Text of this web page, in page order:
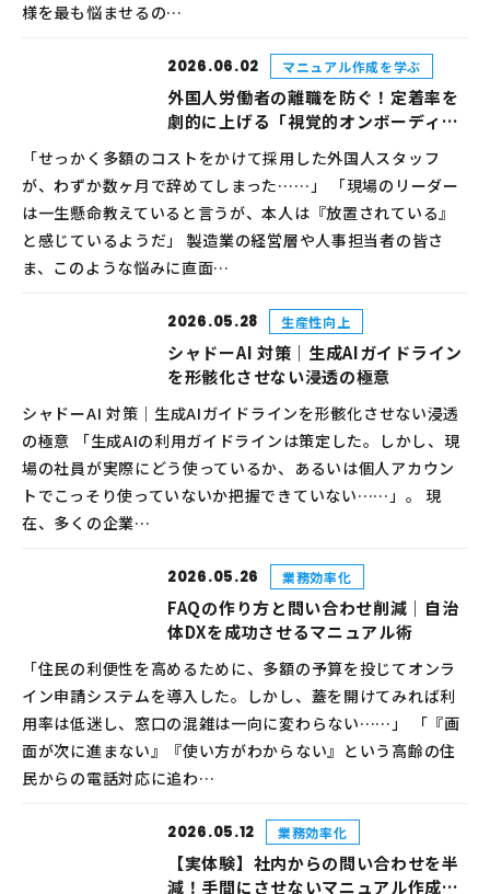
様を最も悩ませるの…
2026.06.02 マニュアル作成を学ぶ
外国人労働者の離職を防ぐ！定着率を
劇的に上げる「視覚的オンボーディン
「せっかく多額のコストをかけて採用した外国人スタッフ
が、わずか数ヶ月で辞めてしまった……」 「現場のリーダー
は一生懸命教えていると言うが、本人は『放置されている』
と感じているようだ」 製造業の経営層や人事担当者の皆さ
ま、このような悩みに直面…
2026.05.28 生産性向上
シャドーAI 対策｜生成AIガイドライン
を形骸化させない浸透の極意
シャドーAI 対策｜生成AIガイドラインを形骸化させない浸透
の極意 「生成AIの利用ガイドラインは策定した。しかし、現
場の社員が実際にどう使っているか、あるいは個人アカウン
トでこっそり使っていないか把握できていない……」。 現
在、多くの企業…
2026.05.26 業務効率化
FAQの作り方と問い合わせ削減｜自治
体DXを成功させるマニュアル術
「住民の利便性を高めるために、多額の予算を投じてオンラ
イン申請システムを導入した。しかし、蓋を開けてみれば利
用率は低迷し、窓口の混雑は一向に変わらない……」 「『画
面が次に進まない』『使い方がわからない』という高齢の住
民からの電話対応に追わ…
2026.05.12 業務効率化
【実体験】社内からの問い合わせを半
減！手間にさせないマニュアル作成と